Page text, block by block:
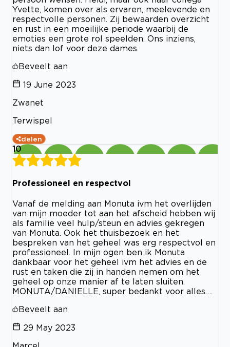
Yvette, komen over als ervaren, meelevende en
respectvolle personen. Zij bewaarden overzicht
en rust in een moeilijke periode waarbij de
emoties een grote rol speelden. Ons inziens,
niets dan lof voor deze dames.
Beveelt aan
19 June 2023
Zwanet
Terwispel
delen
10
Professioneel en respectvol
Vanaf de melding aan Monuta ivm het overlijden
van mijn moeder tot aan het afscheid hebben wij
als familie veel hulp/steun en advies gekregen
van Monuta. Ook het thuisbezoek en het
bespreken van het geheel was erg respectvol en
professioneel. In mijn ogen ben ik Monuta
dankbaar voor het geheel ivm het advies en de
rust en taken die zij in handen nemen om het
geheel op onze manier af te laten sluiten.
MONUTA/DANIELLE, super bedankt voor alles….
Beveelt aan
29 May 2023